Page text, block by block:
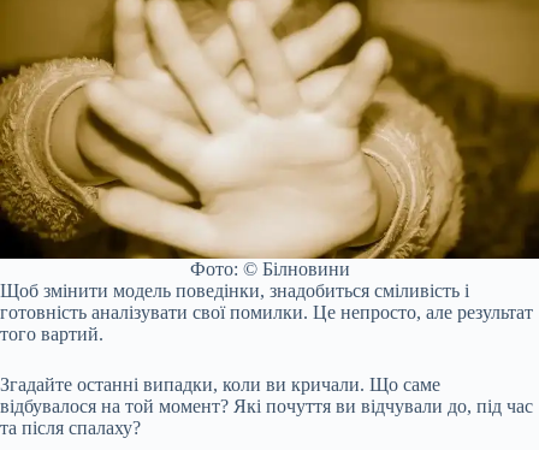
Фото: © Білновини
Щоб змінити модель поведінки, знадобиться сміливість і
готовність аналізувати свої помилки. Це непросто, але результат
того вартий.
Згадайте останні випадки, коли ви кричали. Що саме
відбувалося на той момент? Які почуття ви відчували до, під час
та після спалаху?